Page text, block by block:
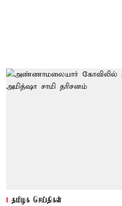
தமிழக செய்திகள்